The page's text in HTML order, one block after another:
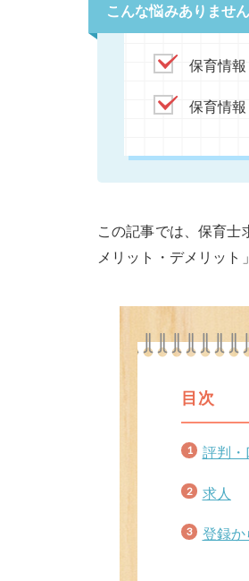
こんな悩みありませ
保育情
保育情
この記事では、保育士
メリット・デメリット
目次
評判・
求人
登録